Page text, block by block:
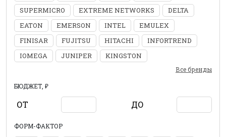
SUPERMICRO
EXTREME NETWORKS
DELTA
EATON
EMERSON INTEL
EMULEX
FINISAR
FUJITSU HITACHI
INFORTREND
IOMEGA
JUNIPER KINGSTON
Все бренды
БЮДЖЕТ, ₽
ОТ ДО
ФОРМ-ФАКТОР